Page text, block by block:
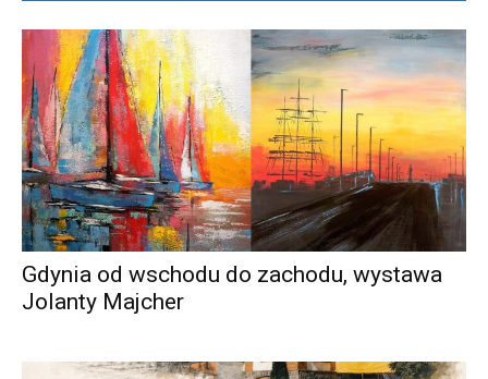
Gdynia od wschodu do zachodu, wystawa
Jolanty Majcher